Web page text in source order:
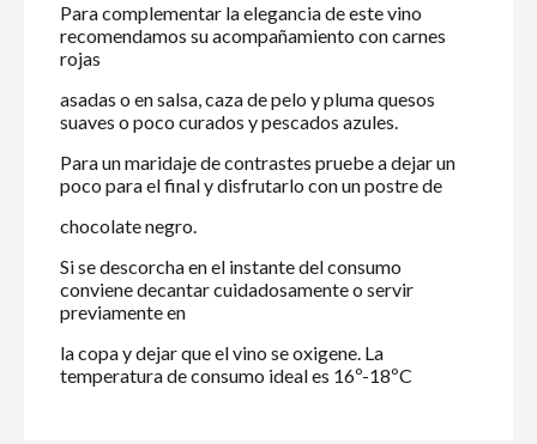
Para complementar la elegancia de este vino
recomendamos su acompañamiento con carnes
rojas
asadas o en salsa, caza de pelo y pluma quesos
suaves o poco curados y pescados azules.
Para un maridaje de contrastes pruebe a dejar un
poco para el final y disfrutarlo con un postre de
chocolate negro.
Si se descorcha en el instante del consumo
conviene decantar cuidadosamente o servir
previamente en
la copa y dejar que el vino se oxigene. La
temperatura de consumo ideal es 16º-18ºC